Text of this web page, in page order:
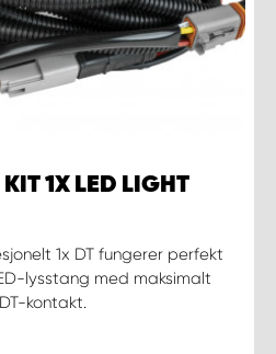
1X LED LIGHT
1x DT fungerer perfekt
lysstang med maksimalt
kontakt.